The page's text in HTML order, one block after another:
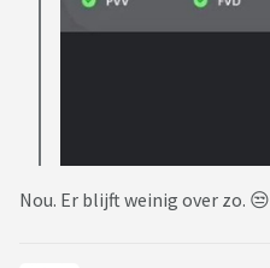
Nou. Er blijft weinig over zo. 😒